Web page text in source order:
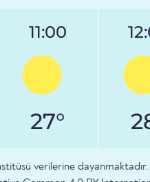
11:00
27°
verilerine